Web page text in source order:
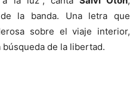
la banda. Una letra que
sobre el viaje interior,
de la libertad.